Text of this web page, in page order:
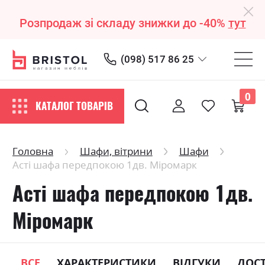
Розпродаж зі складу знижки до -40% тут
(098) 517 86 25
КАТАЛОГ ТОВАРІВ
0
Головна Шафи, вітрини
Шафи
Асті шафа передпокою 1дв. Міромарк
Асті шафа передпокою 1дв.
Міромарк